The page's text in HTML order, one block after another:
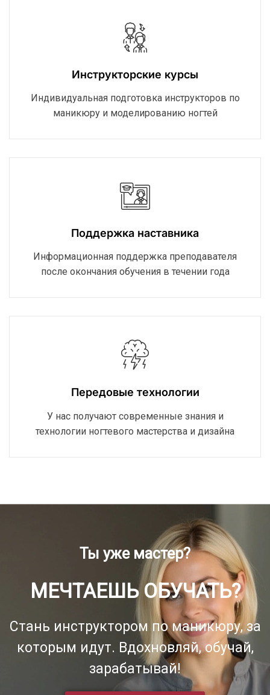
Инструкторские курсы
Индивидуальная подготовка инструкторов по
маникюру и моделированию ногтей
Поддержка наставника
Информационная поддержка преподавателя
после окончания обучения в течении года
Передовые технологии
У нас получают современные знания и
технологии ногтевого мастерства и дизайна
Ты уже мастер?
МЕЧТАЕШЬ ОБУЧАТЬ?
Стань инструктором по маникюру, за
которым идут. Вдохновляй, обучай,
зарабатывай!